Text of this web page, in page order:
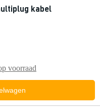
kabel
voorraad